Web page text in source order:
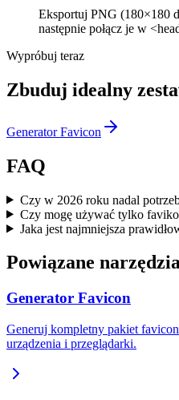
Eksportuj PNG (180×180
następnie połącz je w
Wypróbuj teraz
Zbuduj idealny
Generator Favicon
FAQ
Czy w 2026 roku nadal
Czy mogę używać tylko
Jaka jest najmniejsza
Powiązane
Generator Favicon
Generuj kompletny pakiet
urządzenia i przeglądarki.